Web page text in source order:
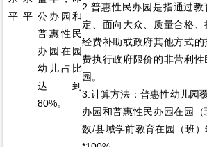
平 平 公办园和
普惠性民
办园在园
幼儿占比
达到
80%。
2.普惠性民办园是指通过教
定、面向大众、质量合格、
经费补助或政府其他方式的
费执行政府限价的非营利性
园。
3.计算方法：普惠性幼儿园
办园和普惠性民办园在园（
数/县域学前教育在园（班）